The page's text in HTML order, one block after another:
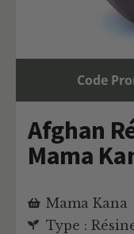
Code
Afghan
Mama
Mama Kana
Type :